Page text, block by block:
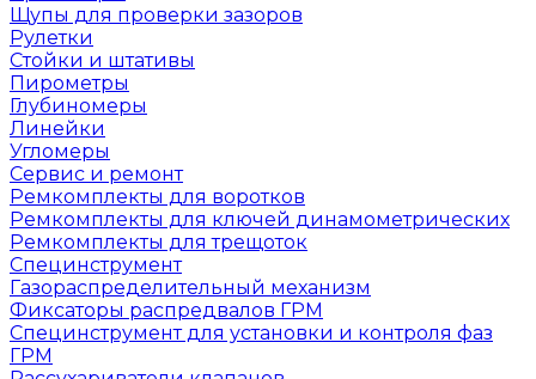
Щупы для проверки зазоров
Рулетки
Стойки и штативы
Пирометры
Глубиномеры
Линейки
Угломеры
Сервис и ремонт
Ремкомплекты для воротков
Ремкомплекты для ключей динамометрических
Ремкомплекты для трещоток
Специнструмент
Газораспределительный механизм
Фиксаторы распредвалов ГРМ
Специнструмент для установки и контроля фаз
ГРМ